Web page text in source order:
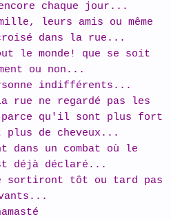
chaque jour...
leurs amis ou même
dans la rue...
le monde! que se soit
ou non...
indifférents...
rue ne regardé pas les
parce qu'il sont plus fort
de cheveux...
un combat où le
déjà déclaré...
sortiront tôt ou tard pas